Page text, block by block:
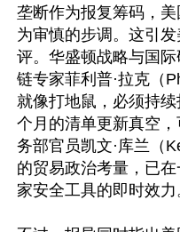
垄断作为报复筹码，
为审慎的步调。这引
评。华盛顿战略与国
链专家菲利普·拉克（
就像打地鼠，必须持
个月的清单更新真空
务部官员凯文·库兰（
的贸易政治考量，已
家安全工具的即时效力